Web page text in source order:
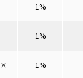
1%
1%
× 1%